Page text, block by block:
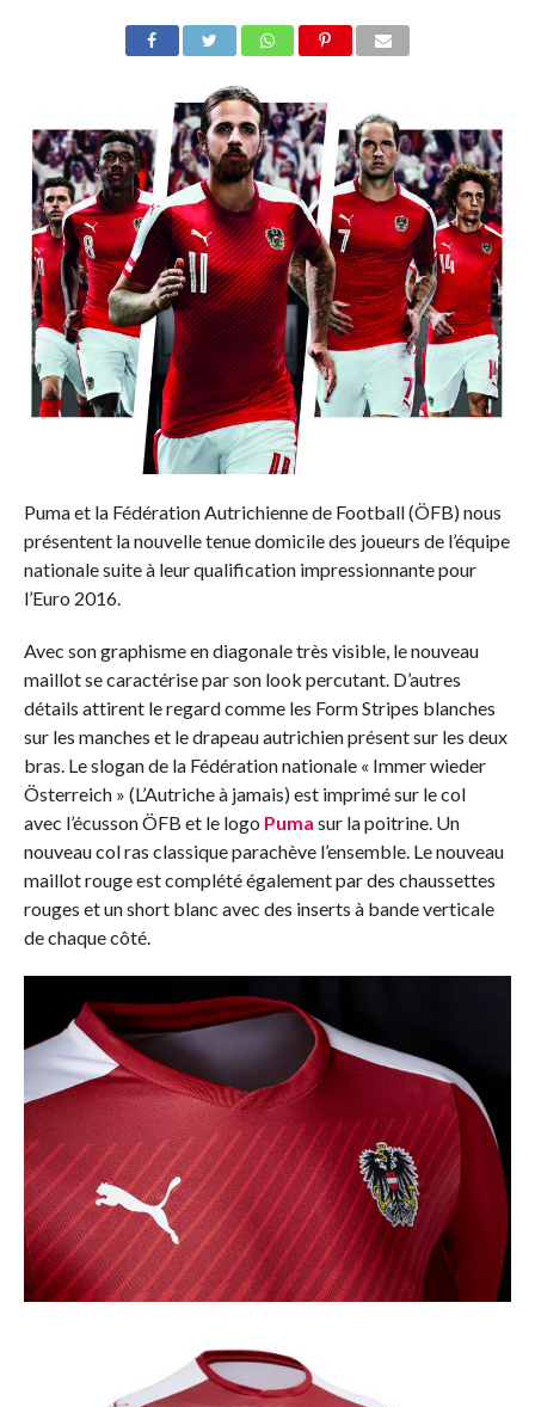
Puma et la Fédération Autrichienne de Football (ÖFB) nous
présentent la nouvelle tenue domicile des joueurs de l’équipe
nationale suite à leur qualification impressionnante pour
l’Euro 2016.
Avec son graphisme en diagonale très visible, le nouveau
maillot se caractérise par son look percutant. D’autres
détails attirent le regard comme les Form Stripes blanches
sur les manches et le drapeau autrichien présent sur les deux
bras. Le slogan de la Fédération nationale « Immer wieder
Österreich » (L’Autriche à jamais) est imprimé sur le col
avec l’écusson ÖFB et le logo Puma sur la poitrine. Un
nouveau col ras classique parachève l’ensemble. Le nouveau
maillot rouge est complété également par des chaussettes
rouges et un short blanc avec des inserts à bande verticale
de chaque côté.